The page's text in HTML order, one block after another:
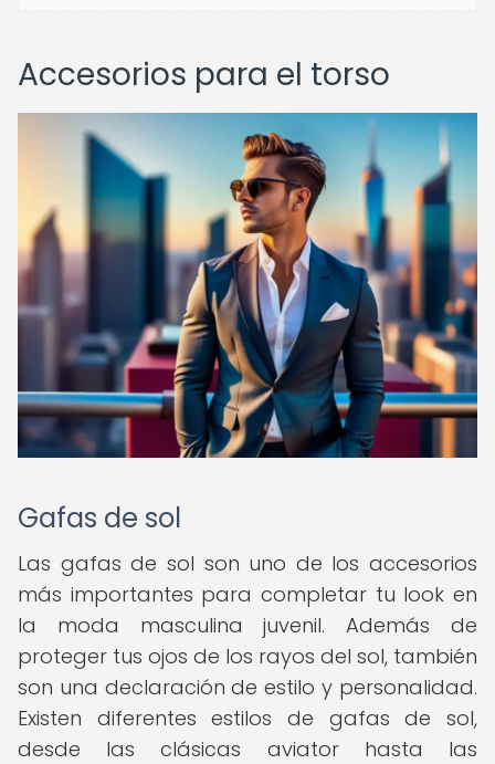
Accesorios para el torso
Gafas de sol
Las gafas de sol son uno de los accesorios
más importantes para completar tu look en
la moda masculina juvenil. Además de
proteger tus ojos de los rayos del sol, también
son una declaración de estilo y personalidad.
Existen diferentes estilos de gafas de sol,
desde las clásicas aviator hasta las